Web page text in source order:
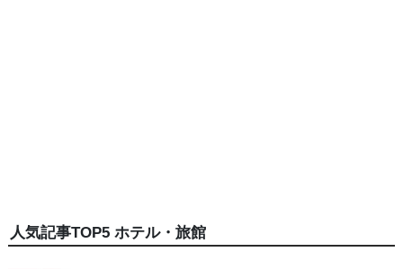
人気記事TOP5 ホテル・旅館